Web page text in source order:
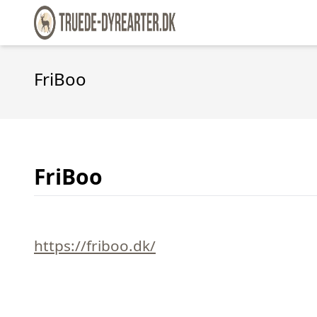
FriBoo
FriBoo
https://friboo.dk/